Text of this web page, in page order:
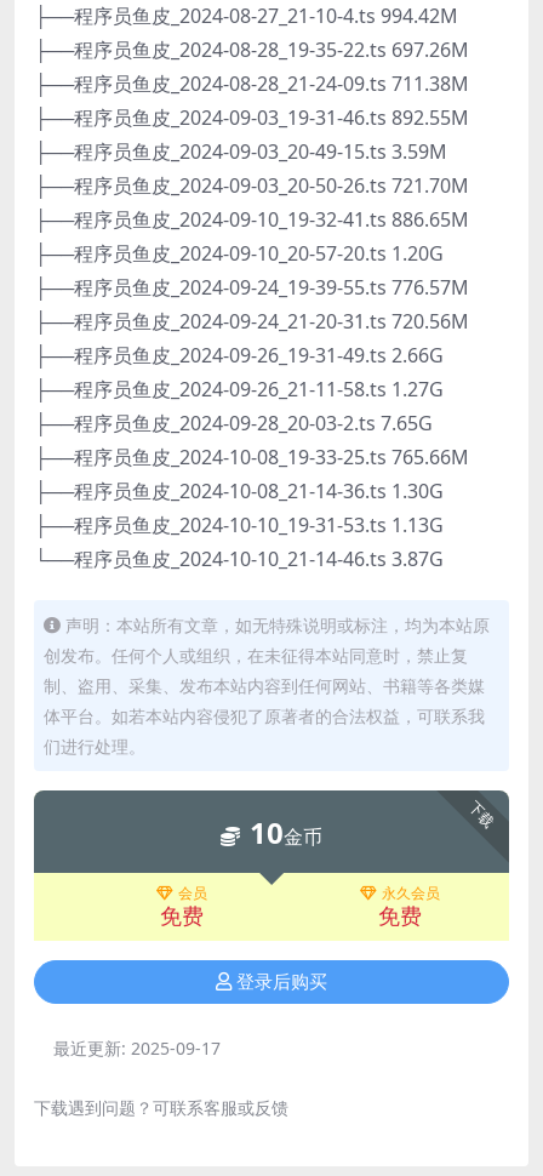
├──程序员鱼皮_2024-08-27_21-10-4.ts 994.42M
├──程序员鱼皮_2024-08-28_19-35-22.ts 697.26M
├──程序员鱼皮_2024-08-28_21-24-09.ts 711.38M
├──程序员鱼皮_2024-09-03_19-31-46.ts 892.55M
├──程序员鱼皮_2024-09-03_20-49-15.ts 3.59M
├──程序员鱼皮_2024-09-03_20-50-26.ts 721.70M
├──程序员鱼皮_2024-09-10_19-32-41.ts 886.65M
├──程序员鱼皮_2024-09-10_20-57-20.ts 1.20G
├──程序员鱼皮_2024-09-24_19-39-55.ts 776.57M
├──程序员鱼皮_2024-09-24_21-20-31.ts 720.56M
├──程序员鱼皮_2024-09-26_19-31-49.ts 2.66G
├──程序员鱼皮_2024-09-26_21-11-58.ts 1.27G
├──程序员鱼皮_2024-09-28_20-03-2.ts 7.65G
├──程序员鱼皮_2024-10-08_19-33-25.ts 765.66M
├──程序员鱼皮_2024-10-08_21-14-36.ts 1.30G
├──程序员鱼皮_2024-10-10_19-31-53.ts 1.13G
└──程序员鱼皮_2024-10-10_21-14-46.ts 3.87G
声明：本站所有文章，如无特殊说明或标注，均为本站原
创发布。任何个人或组织，在未征得本站同意时，禁止复
制、盗用、采集、发布本站内容到任何网站、书籍等各类媒
体平台。如若本站内容侵犯了原著者的合法权益，可联系我
们进行处理。
下载
10金币
会员
免费
永久会员
免费
登录后购买
最近更新: 2025-09-17
下载遇到问题？可联系客服或反馈